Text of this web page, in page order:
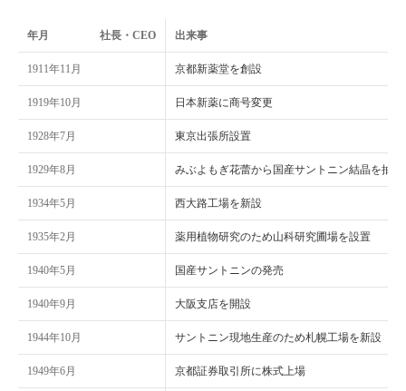
年月 社長・CEO 出来事
1911年11月 京都新薬堂を創設
1919年10月 日本新薬に商号変更
1928年7月 東京出張所設置
1929年8月 みぶよもぎ花蕾から国産サントニン結晶を抽出
1934年5月 西大路工場を新設
1935年2月 薬用植物研究のため山科研究圃場を設置
1940年5月 国産サントニンの発売
1940年9月 大阪支店を開設
1944年10月 サントニン現地生産のため札幌工場を新設
1949年6月 京都証券取引所に株式上場